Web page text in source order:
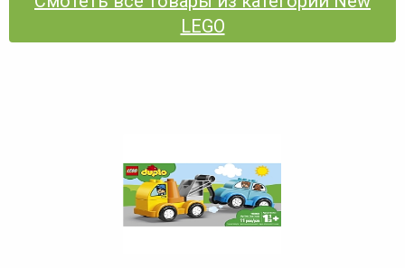
LEGO